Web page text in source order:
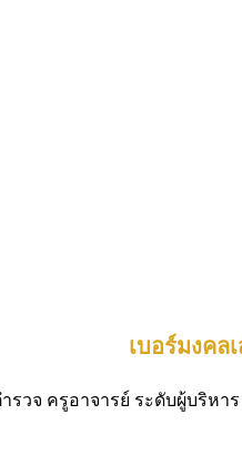
เบอร์มงคล
รวจ ครูอาจารย์ ระดับผู้บริ